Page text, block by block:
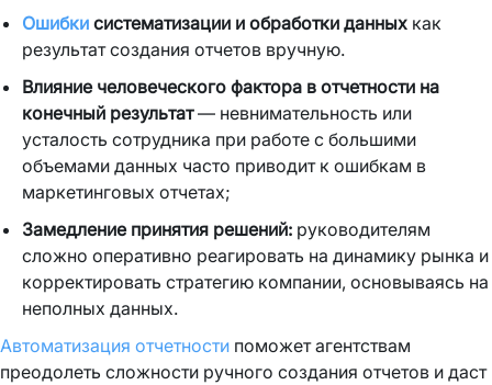
Ошибки систематизации и обработки данных как
результат создания отчетов вручную.
Влияние человеческого фактора в отчетности на
конечный результат— невнимательность или
усталость сотрудника при работе с большими
объемами данных часто приводит к ошибкам в
маркетинговых отчетах;
Замедление принятия решений: руководителям
сложно оперативно реагировать на динамику рынка и
корректировать стратегию компании, основываясь на
неполных данных.
Автоматизация отчетности поможет агентствам
преодолеть сложности ручного создания отчетов и даст